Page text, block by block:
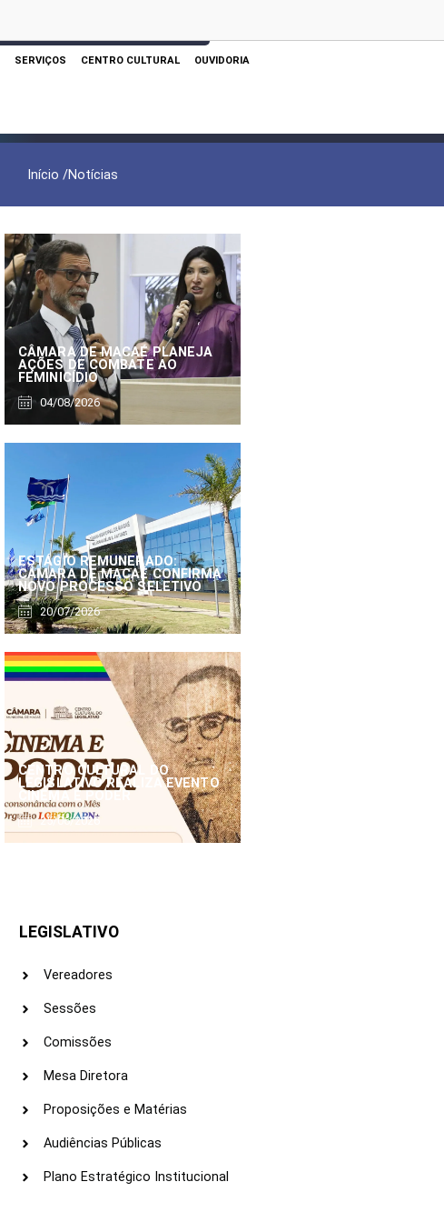
SERVIÇOS CENTRO CULTURAL OUVIDORIA
Início /Notícias
CÂMARA DE MACAÉ PLANEJA
AÇÕES DE COMBATE AO
FEMINICÍDIO
04/08/2026
ESTÁGIO REMUNERADO:
CÂMARA DE MACAÉ CONFIRMA
NOVO PROCESSO SELETIVO
20/07/2026
CENTRO CULTURAL DO
LEGISLATIVO REALIZA EVENTO
CINEMA E PODER
25/06/2026
LEGISLATIVO
Vereadores
Sessões
Comissões
Mesa Diretora
Proposições e Matérias
Audiências Públicas
Plano Estratégico Institucional